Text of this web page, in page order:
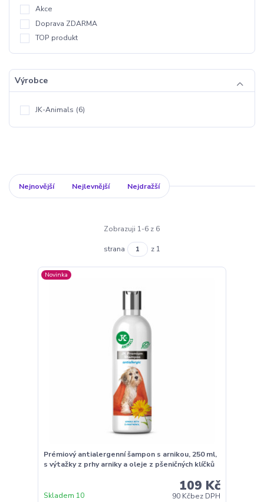
Akce
Doprava ZDARMA
TOP produkt
Výrobce
JK-Animals (6)
Nejnovější Nejlevnější Nejdražší
Zobrazuji 1-6 z 6
strana z 1
Novinka
Prémiový antialergenní šampon s arnikou, 250 ml,
s výtažky z prhy arniky a oleje z pšeničných klíčků
109 Kč
90 Kčbez DPH
Skladem 10